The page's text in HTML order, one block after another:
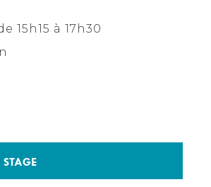
15h15 à 17h30
STAGE